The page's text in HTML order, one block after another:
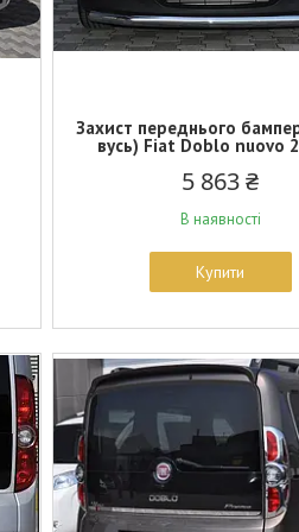
Захист переднього
вусь) Fiat Doblo nuovo
5 863 ₴
В наявності
Купити